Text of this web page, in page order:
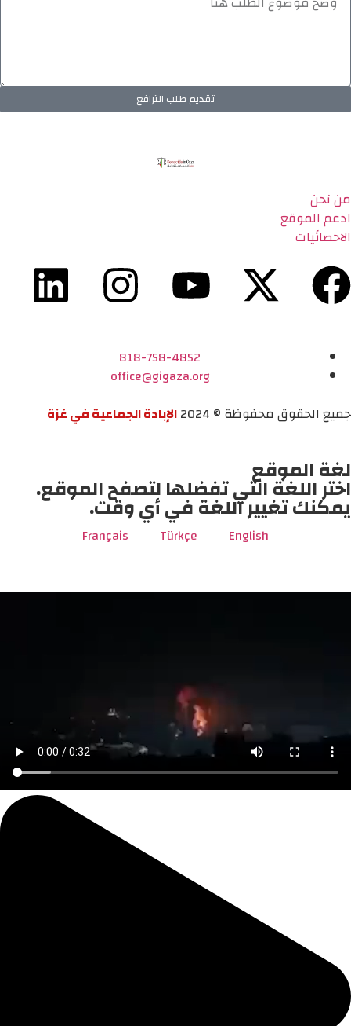
تقديم طلب الترافع
من نحن
ادعم الموقع
الاحصائيات
818-758-4852
office@gigaza.org
جميع الحقوق محفوظة © 2024
الإبادة الجماعية في غزة
لغة الموقع
اختر اللغة التي تفضلها لتصفح الموقع.
يمكنك تغيير اللغة في أي وقت.
English
Türkçe
Français